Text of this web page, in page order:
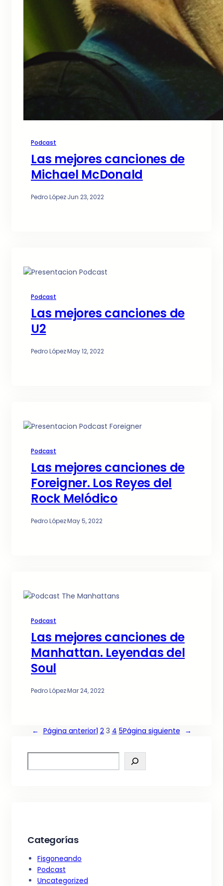
Podcast
Las mejores canciones de
Michael McDonald
Pedro López·Jun 23, 2022
Podcast
Las mejores canciones de
U2
Pedro López·May 12, 2022
Podcast
Las mejores canciones de
Foreigner. Los Reyes del
Rock Melódico
Pedro López·May 5, 2022
Podcast
Las mejores canciones de
Manhattan. Leyendas del
Soul
Pedro López·Mar 24, 2022
← Página anterior1 2 3 4 5Página siguiente →
e
Categorías
Fisgoneando
Podcast
Uncategorized